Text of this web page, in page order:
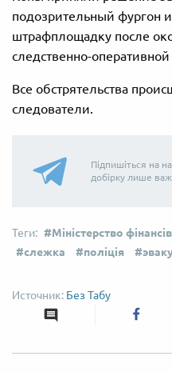
подозрительный фургон
штрафплощадку после
следственно-
Все обстрятельства
следователи.
Підпишіться на
добірку лише
Міністерство
слежка
поліція
Без Табу